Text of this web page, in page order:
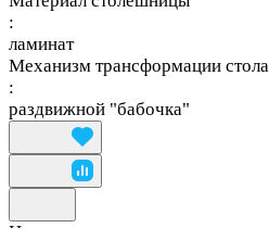
:
ламинат
Механизм трансформации стола
:
раздвижной "бабочка"